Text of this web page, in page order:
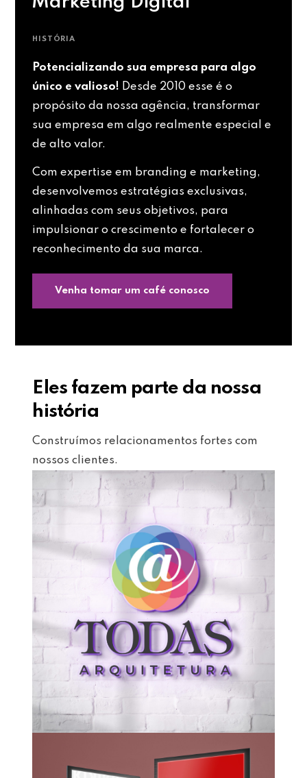
HISTÓRIA
Potencializando sua empresa para algo
único e valioso! Desde 2010 esse é o
propósito da nossa agência, transformar
sua empresa em algo realmente especial e
de alto valor.
Com expertise em branding e marketing,
desenvolvemos estratégias exclusivas,
alinhadas com seus objetivos, para
impulsionar o crescimento e fortalecer o
reconhecimento da sua marca.
Venha tomar um café conosco
Eles fazem parte da nossa
história
Construímos relacionamentos fortes com
nossos clientes.